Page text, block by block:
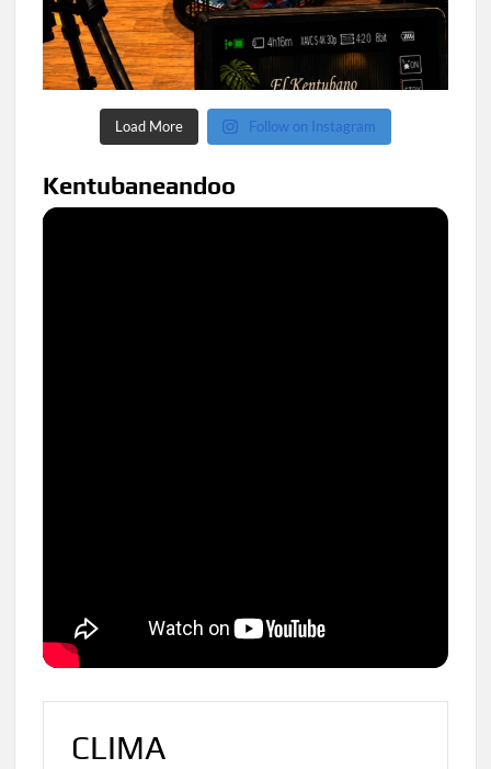
Load More Follow on Instagram
Kentubaneandoo
CLIMA